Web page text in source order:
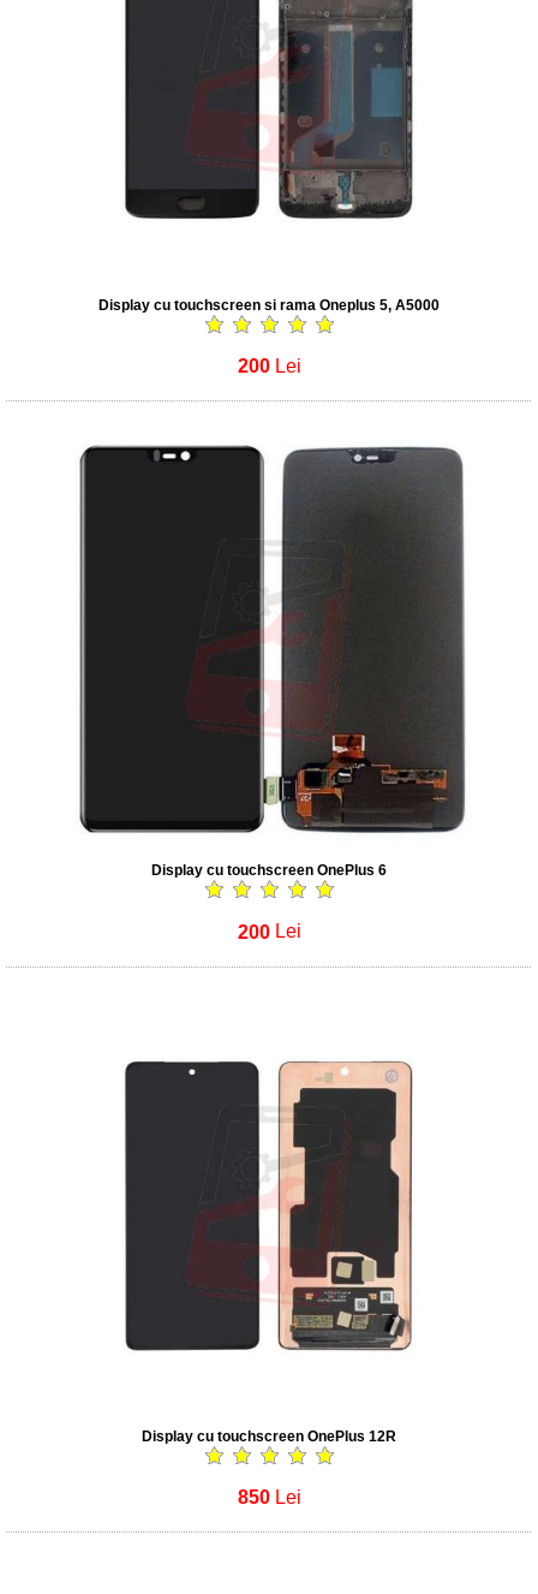
Display cu touchscreen si rama Oneplus 5, A5000
200 Lei
Display cu touchscreen OnePlus 6
200 Lei
Display cu touchscreen OnePlus 12R
850 Lei